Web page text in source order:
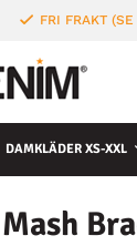
FRI FRAKT
DAMKLÄDER XS-XXL